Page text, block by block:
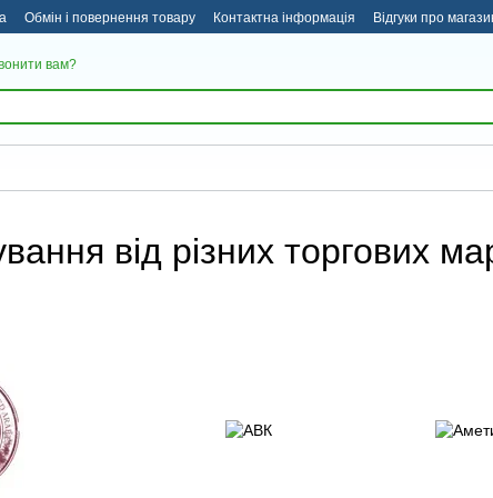
Обмін і повернення товару Контактна інформація Відгуки про
вам?
від різних торгових